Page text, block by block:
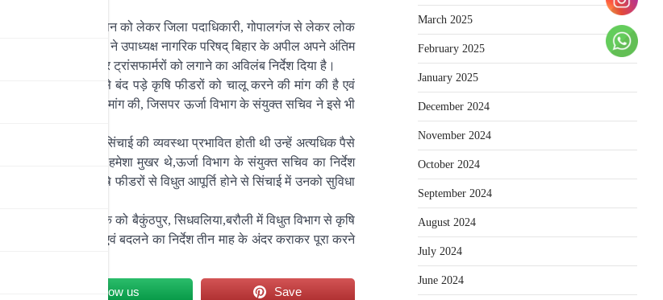
की समस्या के समाधान को लेकर जिला पदाधिकारी, गोपालगंज से लेकर लोक
अपीलीय प्राधिकार ने उपाध्यक्ष नागरिक परिषद् बिहार के अपील अपने अंतिम
के चोरी हुए तार और ट्रांसफार्मरों को लगाने का अविलंब निर्देश दिया है।
एवं टेंगराहीं में वर्षों से बंद पड़े कृषि फीडरों को चालू करने की मांग की है एवं
लगाने की मांग की, जिसपर ऊर्जा विभाग के संयुक्त सचिव ने इसे भी
होने से किसानों की सिंचाई की व्यवस्था प्रभावित होती थी उन्हें अत्यधिक पैसे
थी,इसको लेकर वो हमेशा मुखर थे,ऊर्जा विभाग के संयुक्त सचिव का निर्देश
के लिए अब कृषि फीडरों से विधुत आपूर्ति होने से सिंचाई में उनको सुविधा
ने स्थानीय संवेदक को बैकुंठपुर, सिधवलिया,बरौली में विधुत विभाग से कृषि
सामानों को लगाने एवं बदलने का निर्देश तीन माह के अंदर कराकर पूरा करने
Follow us Save
March 2025
February 2025
January 2025
December 2024
November 2024
October 2024
September 2024
August 2024
July 2024
June 2024